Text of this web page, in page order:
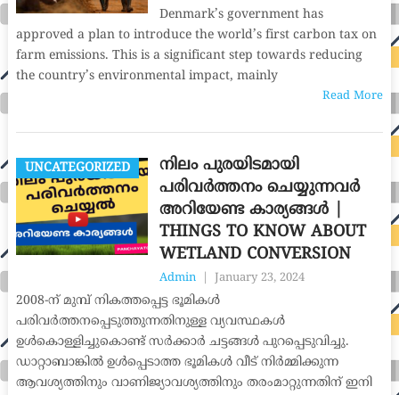
Denmark’s government has
approved a plan to introduce the world’s first carbon tax on
farm emissions. This is a significant step towards reducing
the country’s environmental impact, mainly
Read More
UNCATEGORIZED
നിലം പുരയിടമായി
പരിവർത്തനം ചെയ്യുന്നവർ
അറിയേണ്ട കാര്യങ്ങൾ |
THINGS TO KNOW ABOUT
WETLAND CONVERSION
Admin January 23, 2024
2008-ന് മുമ്പ് നികത്തപ്പെട്ട ഭൂമികൾ
പരിവർത്തനപ്പെടുത്തുന്നതിനുള്ള വ്യവസ്ഥകൾ
ഉൾകൊള്ളിച്ചുകൊണ്ട് സർക്കാർ ചട്ടങ്ങൾ പുറപ്പെടുവിച്ചു.
ഡാറ്റാബാങ്കിൽ ഉൾപ്പെടാത്ത ഭൂമികൾ വീട് നിർമ്മിക്കുന്ന
ആവശ്യത്തിനും വാണിജ്യാവശ്യത്തിനും തരംമാറ്റുന്നതിന് ഇനി